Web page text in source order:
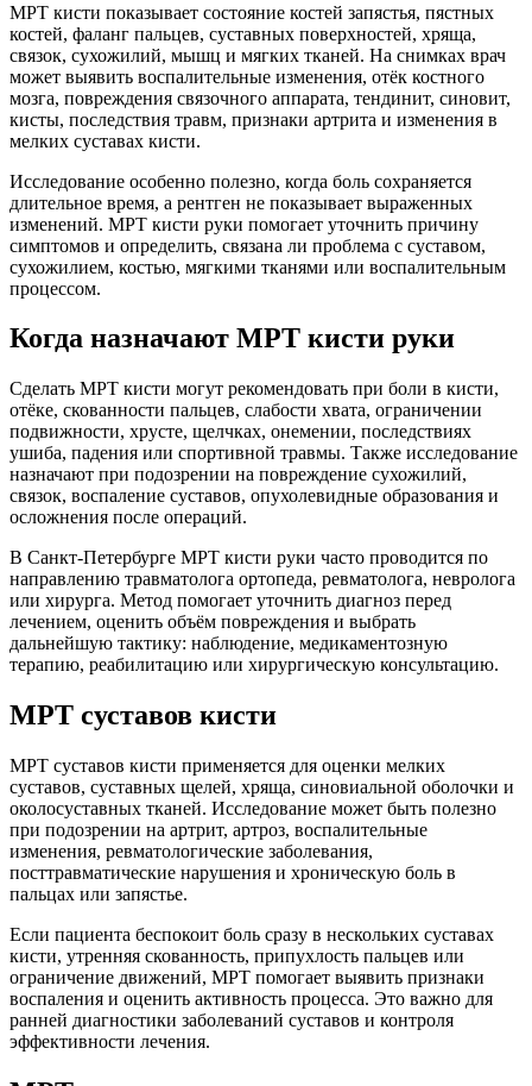
МРТ кисти показывает состояние костей запястья, пястных
костей, фаланг пальцев, суставных поверхностей, хряща,
связок, сухожилий, мышц и мягких тканей. На снимках врач
может выявить воспалительные изменения, отёк костного
мозга, повреждения связочного аппарата, тендинит, синовит,
кисты, последствия травм, признаки артрита и изменения в
мелких суставах кисти.
Исследование особенно полезно, когда боль сохраняется
длительное время, а рентген не показывает выраженных
изменений. МРТ кисти руки помогает уточнить причину
симптомов и определить, связана ли проблема с суставом,
сухожилием, костью, мягкими тканями или воспалительным
процессом.
Когда назначают МРТ кисти руки
Сделать МРТ кисти могут рекомендовать при боли в кисти,
отёке, скованности пальцев, слабости хвата, ограничении
подвижности, хрусте, щелчках, онемении, последствиях
ушиба, падения или спортивной травмы. Также исследование
назначают при подозрении на повреждение сухожилий,
связок, воспаление суставов, опухолевидные образования и
осложнения после операций.
В Санкт-Петербурге МРТ кисти руки часто проводится по
направлению травматолога ортопеда, ревматолога, невролога
или хирурга. Метод помогает уточнить диагноз перед
лечением, оценить объём повреждения и выбрать
дальнейшую тактику: наблюдение, медикаментозную
терапию, реабилитацию или хирургическую консультацию.
МРТ суставов кисти
МРТ суставов кисти применяется для оценки мелких
суставов, суставных щелей, хряща, синовиальной оболочки и
околосуставных тканей. Исследование может быть полезно
при подозрении на артрит, артроз, воспалительные
изменения, ревматологические заболевания,
посттравматические нарушения и хроническую боль в
пальцах или запястье.
Если пациента беспокоит боль сразу в нескольких суставах
кисти, утренняя скованность, припухлость пальцев или
ограничение движений, МРТ помогает выявить признаки
воспаления и оценить активность процесса. Это важно для
ранней диагностики заболеваний суставов и контроля
эффективности лечения.